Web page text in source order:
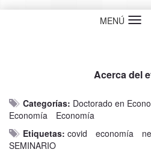
MENÚ
Acerca del
Categorías: Doctorado en
Economía
Economía
Etiquetas: covid economía
SEMINARIO